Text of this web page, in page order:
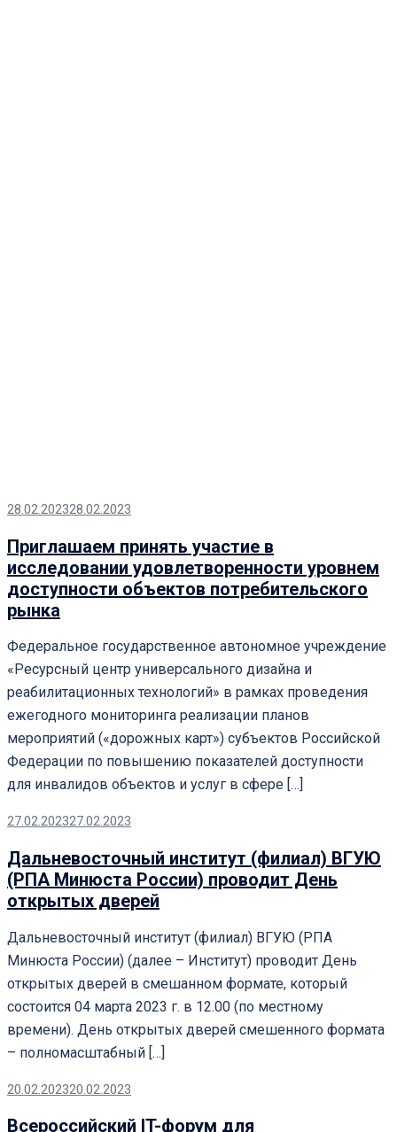
28.02.202328.02.2023
Приглашаем принять участие в
исследовании удовлетворенности уровнем
доступности объектов потребительского
рынка
Федеральное государственное автономное учреждение
«Ресурсный центр универсального дизайна и
реабилитационных технологий» в рамках проведения
ежегодного мониторинга реализации планов
мероприятий («дорожных карт») субъектов Российской
Федерации по повышению показателей доступности
для инвалидов объектов и услуг в сфере […]
27.02.202327.02.2023
Дальневосточный институт (филиал) ВГУЮ
(РПА Минюста России) проводит День
открытых дверей
Дальневосточный институт (филиал) ВГУЮ (РПА
Минюста России) (далее – Институт) проводит День
открытых дверей в смешанном формате, который
состоится 04 марта 2023 г. в 12.00 (по местному
времени). День открытых дверей смешенного формата
– полномасштабный […]
20.02.202320.02.2023
Всероссийский IT-форум для